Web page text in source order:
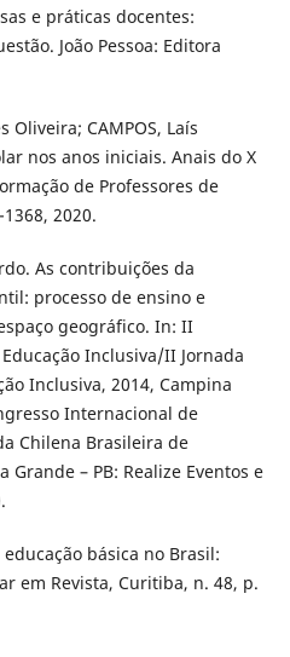
e práticas docentes:
João Pessoa: Editora
Oliveira; CAMPOS, Laís
nos anos iniciais. Anais do X
de Professores de
2020.
As contribuições da
processo de ensino e
geográfico. In: II
Inclusiva/II Jornada
Inclusiva, 2014, Campina
Internacional de
Chilena Brasileira de
Grande – PB: Realize Eventos e
básica no Brasil:
em Revista, Curitiba, n. 48, p.